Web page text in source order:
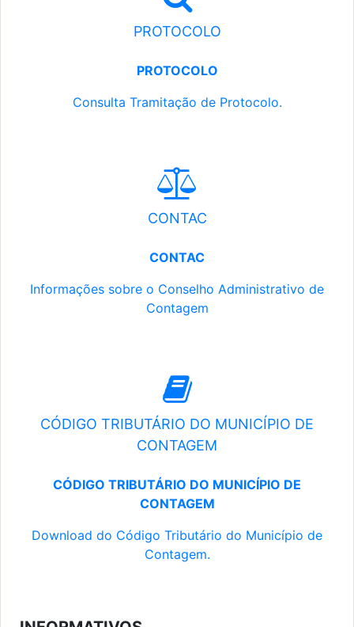
PROTOCOLO
PROTOCOLO
Consulta Tramitação de Protocolo.
CONTAC
CONTAC
Informações sobre o Conselho Administrativo de
Contagem
CÓDIGO TRIBUTÁRIO DO MUNICÍPIO DE
CONTAGEM
CÓDIGO TRIBUTÁRIO DO MUNICÍPIO DE
CONTAGEM
Download do Código Tributário do Município de
Contagem.